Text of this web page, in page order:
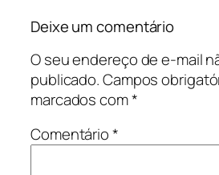
Deixe um comentário
O seu endereço de e-mail
publicado.Campos
marcados com*
Comentário*